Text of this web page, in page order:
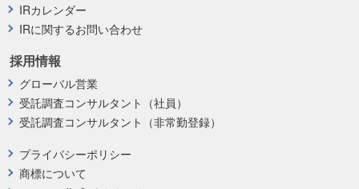
プライバシーポリシー
商標について
採用情報
グローバル営業
受託調査コンサルタント（社員）
受託調査コンサルタント（非常勤登録）
IRカレンダー
IRに関するお問い合わせ